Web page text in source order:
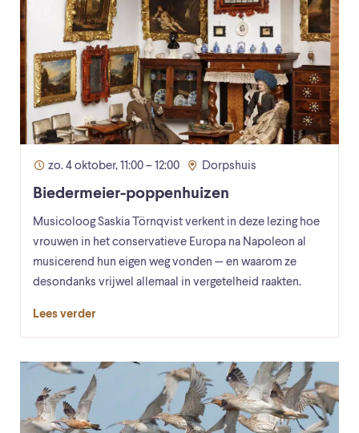
zo. 4 oktober, 11:00 – 12:00 Dorpshuis
Biedermeier-poppenhuizen
Musicoloog Saskia Törnqvist verkent in deze lezing hoe
vrouwen in het conservatieve Europa na Napoleon al
musicerend hun eigen weg vonden — en waarom ze
desondanks vrijwel allemaal in vergetelheid raakten.
Lees verder